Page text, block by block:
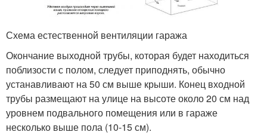
Схема естественной вентиляции гаража
Окончание выходной трубы, которая будет находиться
поблизости с полом, следует приподнять, обычно
устанавливают на 50 см выше крыши. Конец входной
трубы размещают на улице на высоте около 20 см над
уровнем подвального помещения или в гараже
несколько выше пола (10-15 см).